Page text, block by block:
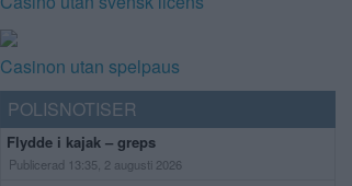
Casinon utan spelpaus
POLISNOTISER
Flydde i kajak – greps
Publicerad 13:35, 2 augusti 2026